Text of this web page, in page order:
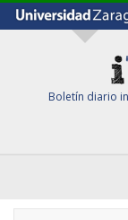
Boletín diario